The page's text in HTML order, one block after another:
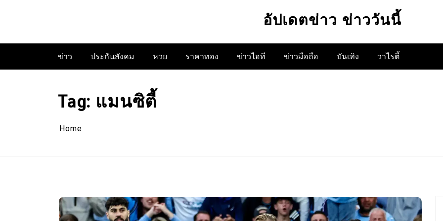
อัปเดตข่าว ข่าววันนี้
ข่าว ประกันสังคม หวย ราคาทอง ข่าวไอที ข่าวมือถือ บันเทิง วาไรตี้
Tag: แมนซิตี้
Home